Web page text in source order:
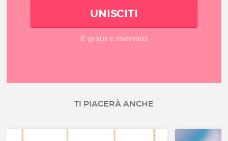
UNISCITI
È gratis e riservato
TI PIACERÀ ANCHE